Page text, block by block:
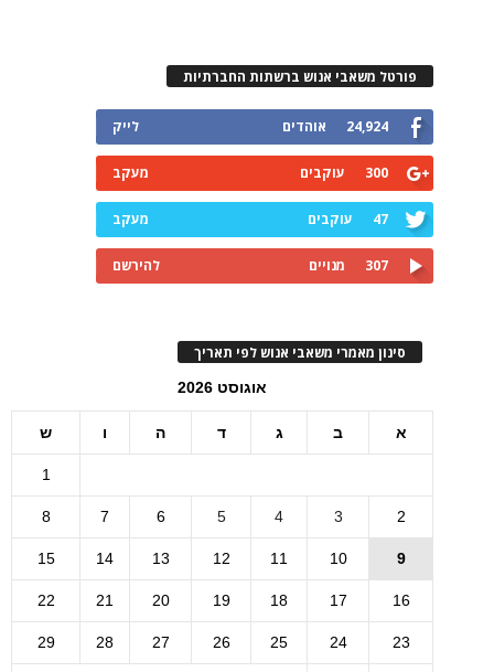
פורטל משאבי אנוש ברשתות החברתיות
24,924 אוהדים לייק
300 עוקבים מעקב
47 עוקבים מעקב
307 מנויים להירשם
סינון מאמרי משאבי אנוש לפי תאריך
אוגוסט 2026
א ב ג ד ה ו ש
1
2
3
4
5
6
7
8
9
10
11
12
13
14
15
16
17
18
19
20
21
22
23
24
25
26
27
28
29